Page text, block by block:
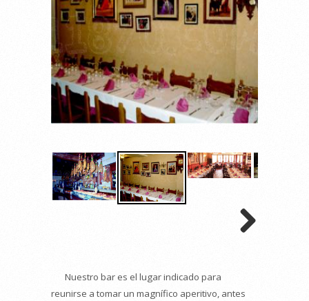
Nuestro bar es el lugar indicado para
reunirse a tomar un magnífico aperitivo, antes